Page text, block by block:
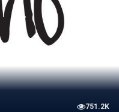
751.2K